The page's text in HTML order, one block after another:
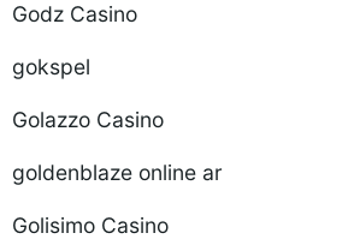
Godz Casino
gokspel
Golazzo Casino
goldenblaze online ar
Golisimo Casino